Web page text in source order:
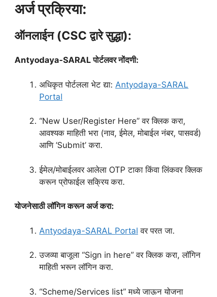
अर्ज प्रक्रिया:
ऑनलाईन (CSC द्वारे सुद्धा):
Antyodaya-SARAL पोर्टलवर नोंदणी:
अधिकृत पोर्टलला भेट द्या: Antyodaya-SARAL
Portal
“New User/Register Here” वर क्लिक करा,
आवश्यक माहिती भरा (नाव, ईमेल, मोबाईल नंबर, पासवर्ड)
आणि ‘Submit’ करा.
ईमेल/मोबाईलवर आलेला OTP टाका किंवा लिंकवर क्लिक
करून प्रोफाईल सक्रिय करा.
योजनेसाठी लॉगिन करून अर्ज करा:
Antyodaya-SARAL Portal वर परत जा.
उजव्या बाजूला “Sign in here” वर क्लिक करा, लॉगिन
माहिती भरून लॉगिन करा.
“Scheme/Services list” मध्ये जाऊन योजना